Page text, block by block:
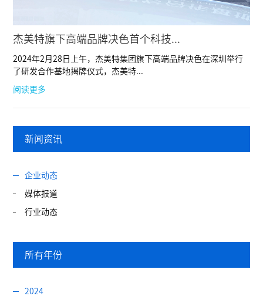
杰美特旗下高端品牌决色首个科技...
2024年2月28日上午，杰美特集团旗下高端品牌决色在深圳举行
了研发合作基地揭牌仪式，杰美特...
阅读更多
新闻资讯
企业动态
媒体报道
行业动态
所有年份
2024